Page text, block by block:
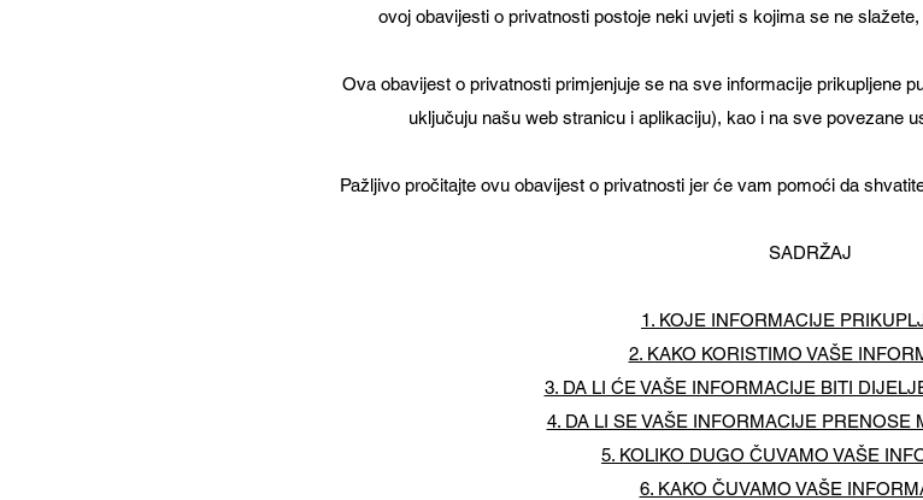
ovoj obavijesti o privatnosti postoje neki uvjeti s kojima se ne
Ova obavijest o privatnosti primjenjuje se na sve informacije prikupljene
uključuju našu web stranicu i aplikaciju), kao i na sve povezane
Pažljivo pročitajte ovu obavijest o privatnosti jer će vam pomoći da
SADRŽAJ
1. KOJE INFORMACIJE
2. KAKO KORISTIMO VAŠE
3. DA LI ĆE VAŠE INFORMACIJE BITI
4. DA LI SE VAŠE INFORMACIJE PRENOSE
5. KOLIKO DUGO ČUVAMO VAŠE
6. KAKO ČUVAMO VAŠE